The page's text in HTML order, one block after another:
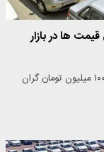
ها در بازار
قیمت محصولات ایران‌خودرو و سایپا در بازار امروز ۱۰ تا ۱۰۰ میلیون تومان گران